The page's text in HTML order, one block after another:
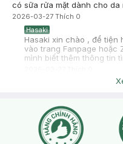
có sữa rửa mặt dành cho da
2026-03-27 Thích 0
Hasaki
Hasaki xin chào , để tiện
vào trang Fanpage hoặc
mình biết thêm thông tin